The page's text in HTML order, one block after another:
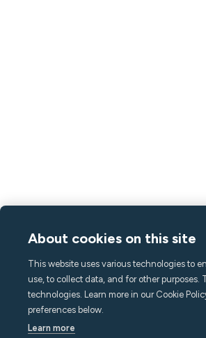
About cookies on this site
This website uses various technologies to
use, to collect data, and for other
technologies. Learn more in our Cookie
preferences below.
Learn more